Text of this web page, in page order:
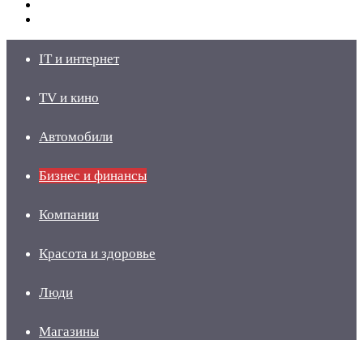
IT и интернет
TV и кино
Автомобили
Бизнес и финансы
Компании
Красота и здоровье
Люди
Магазины